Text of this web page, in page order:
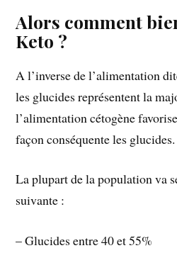
Alors comment
Keto ?
A l’inverse de l’alimentation
les glucides représentent la
l’alimentation cétogène
façon conséquente les glucides.
La plupart de la population va
suivante :
– Glucides entre 40 et 55%